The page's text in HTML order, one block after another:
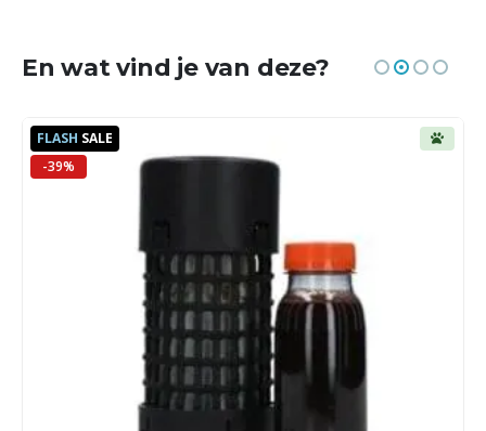
En wat vind je van deze?
FLASH SALE
-39%